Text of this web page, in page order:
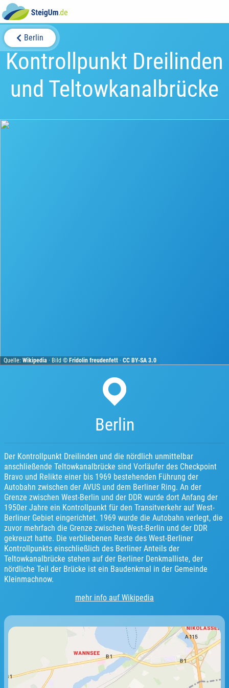
Berlin
Kontrollpunkt Dreilinden
und Teltowkanalbrücke
Quelle:Wikipedia · Bild ©Fridolin freudenfett ·CC BY-SA 3.0
Berlin
Der Kontrollpunkt Dreilinden und die nördlich unmittelbar
anschließende Teltowkanalbrücke sind Vorläufer des Checkpoint
Bravo und Relikte einer bis 1969 bestehenden Führung der
Autobahn zwischen der AVUS und dem Berliner Ring. An der
Grenze zwischen West-Berlin und der DDR wurde dort Anfang der
1950er Jahre ein Kontrollpunkt für den Transitverkehr auf West-
Berliner Gebiet eingerichtet. 1969 wurde die Autobahn verlegt, die
zuvor mehrfach die Grenze zwischen West-Berlin und der DDR
gekreuzt hatte. Die verbliebenen Reste des West-Berliner
Kontrollpunkts einschließlich des Berliner Anteils der
Teltowkanalbrücke stehen auf der Berliner Denkmalliste, der
nördliche Teil der Brücke ist ein Baudenkmal in der Gemeinde
Kleinmachnow.
mehr info auf Wikipedia